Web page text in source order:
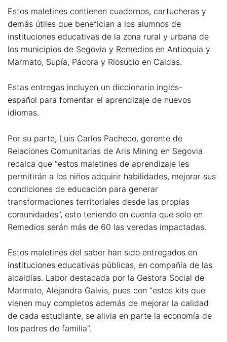
Estos maletines contienen cuadernos, cartucheras y
demás útiles que benefician a los alumnos de
instituciones educativas de la zona rural y urbana de
los municipios de Segovia y Remedios en Antioquia y
Marmato, Supía, Pácora y Riosucio en Caldas.
Estas entregas incluyen un diccionario inglés-
español para fomentar el aprendizaje de nuevos
idiomas.
Por su parte, Luis Carlos Pacheco, gerente de
Relaciones Comunitarias de Aris Mining en Segovia
recalca que “estos maletines de aprendizaje les
permitirán a los niños adquirir habilidades, mejorar sus
condiciones de educación para generar
transformaciones territoriales desde las propias
comunidades”, esto teniendo en cuenta que solo en
Remedios serán más de 60 las veredas impactadas.
Estos maletines del saber han sido entregados en
instituciones educativas públicas, en compañía de las
alcaldías. Labor destacada por la Gestora Social de
Marmato, Alejandra Galvis, pues con “estos kits que
vienen muy completos además de mejorar la calidad
de cada estudiante, se alivia en parte la economía de
los padres de familia”.